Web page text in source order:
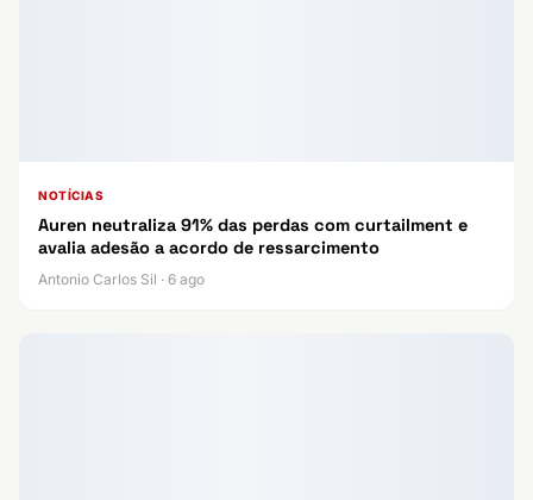
NOTÍCIAS
Auren neutraliza 91% das perdas com curtailment e
avalia adesão a acordo de ressarcimento
Antonio Carlos Sil · 6 ago